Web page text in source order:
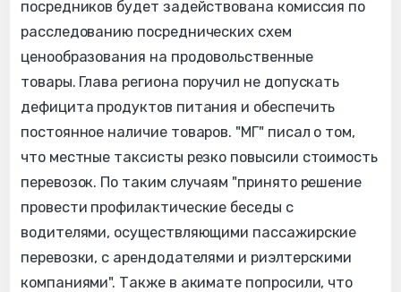
посредников будет задействована комиссия по
расследованию посреднических схем
ценообразования на продовольственные
товары. Глава региона поручил не допускать
дефицита продуктов питания и обеспечить
постоянное наличие товаров. "МГ" писал о том,
что местные таксисты резко повысили стоимость
перевозок. По таким случаям "принято решение
провести профилактические беседы с
водителями, осуществляющими пассажирские
перевозки, с арендодателями и риэлтерскими
компаниями". Также в акимате попросили, что